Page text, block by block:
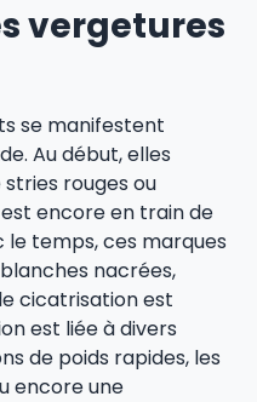
vergetures
se manifestent
Au début, elles
rouges ou
encore en train de
temps, ces marques
nacrées,
cicatrisation est
est liée à divers
de poids rapides, les
encore une